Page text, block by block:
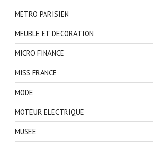
METRO PARISIEN
MEUBLE ET DECORATION
MICRO FINANCE
MISS FRANCE
MODE
MOTEUR ELECTRIQUE
MUSEE